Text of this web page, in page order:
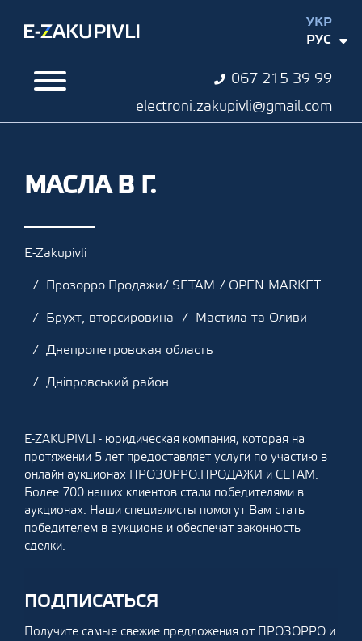
067 215 39 99
electroni.zakupivli@gmail.com
УКР
РУС
МАСЛА В Г.
E-Zakupivli
Прозорро.Продажи/ SETAM / OPEN MARKET
Брухт, вторсировина
Мастила та Оливи
Днепропетровская область
Дніпровський район
E-ZAKUPIVLI - юридическая компания, которая на
протяжении 5 лет предоставляет услуги по участию в
онлайн аукционах ПРОЗОРРО.ПРОДАЖИ и СЕТАМ.
Более 700 наших клиентов стали победителями в
аукционах. Наши специалисты помогут Вам стать
победителем в аукционе и обеспечат законность
сделки.
ПОДПИСАТЬСЯ
Получите самые свежие предложения от ПРОЗОРРО и